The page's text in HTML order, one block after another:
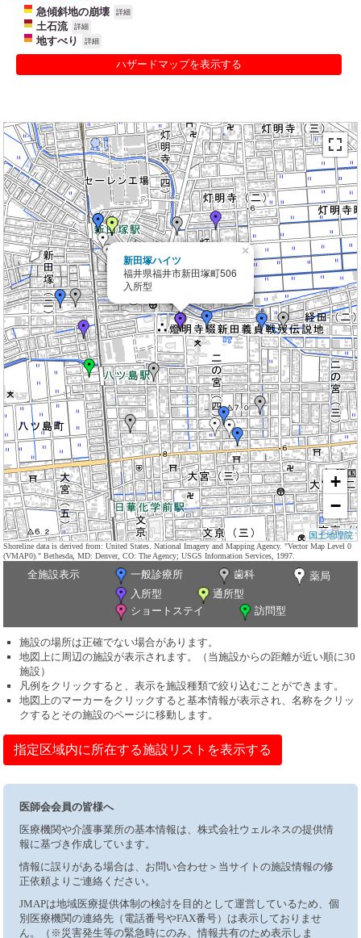
急傾斜地の崩壊
詳細
土石流 詳細
地すべり 詳細
ハザードマップを表示する
新田塚ハイツ
福井県福井市新田塚町506
入所型
×
+
−
国土地理院
Shoreline data is derived from: United States. National Imagery and Mapping Agency. "Vector Map Level 0
(VMAP0)." Bethesda, MD: Denver, CO: The Agency; USGS Information Services, 1997.
全施設表示 一般診療所 歯科
薬局
入所型
通所型
ショートステイ
訪問型
施設の場所は正確でない場合があります。
地図上に周辺の施設が表示されます。（当施設からの距離が近い順に30
施設）
凡例をクリックすると、表示を施設種類で絞り込むことができます。
地図上のマーカーをクリックすると基本情報が表示され、名称をクリッ
クするとその施設のページに移動します。
指定区域内に所在する施設リストを表示する
医師会会員の皆様へ
医療機関や介護事業所の基本情報は、株式会社ウェルネスの提供情
報に基づき作成しています。
情報に誤りがある場合は、お問い合わせ＞当サイトの施設情報の修
正依頼よりご連絡ください。
JMAPは地域医療提供体制の検討を目的として運営しているため、個
別医療機関の連絡先（電話番号やFAX番号）は表示しておりませ
ん。（※災害発生等の緊急時にのみ、情報共有のため表示しま